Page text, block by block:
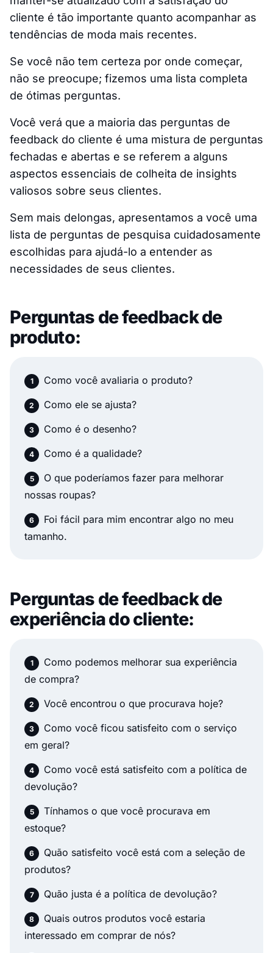
cliente é tão importante quanto acompanhar as
tendências de moda mais recentes.
Se você não tem certeza por onde começar,
não se preocupe; fizemos uma lista completa
de ótimas perguntas.
Você verá que a maioria das perguntas de
feedback do cliente é uma mistura de perguntas
fechadas e abertas e se referem a alguns
aspectos essenciais de colheita de insights
valiosos sobre seus clientes.
Sem mais delongas, apresentamos a você uma
lista de perguntas de pesquisa cuidadosamente
escolhidas para ajudá-lo a entender as
necessidades de seus clientes.
Perguntas de feedback de
produto:
Como você avaliaria o produto?
Como ele se ajusta?
Como é o desenho?
Como é a qualidade?
O que poderíamos fazer para melhorar
nossas roupas?
Foi fácil para mim encontrar algo no meu
tamanho.
Perguntas de feedback de
experiência do cliente:
Como podemos melhorar sua experiência
de compra?
Você encontrou o que procurava hoje?
Como você ficou satisfeito com o serviço
em geral?
Como você está satisfeito com a política de
devolução?
Tínhamos o que você procurava em
estoque?
Quão satisfeito você está com a seleção de
produtos?
Quão justa é a política de devolução?
Quais outros produtos você estaria
interessado em comprar de nós?